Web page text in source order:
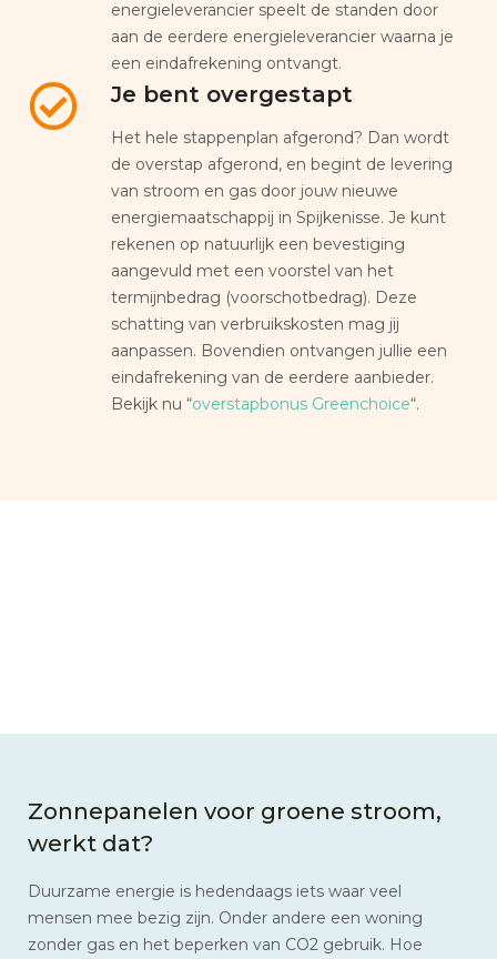
energieleverancier speelt de standen door
aan de eerdere energieleverancier waarna je
een eindafrekening ontvangt.
Je bent overgestapt
Het hele stappenplan afgerond? Dan wordt
de overstap afgerond, en begint de levering
van stroom en gas door jouw nieuwe
energiemaatschappij in Spijkenisse. Je kunt
rekenen op natuurlijk een bevestiging
aangevuld met een voorstel van het
termijnbedrag (voorschotbedrag). Deze
schatting van verbruikskosten mag jij
aanpassen. Bovendien ontvangen jullie een
eindafrekening van de eerdere aanbieder.
Bekijk nu “overstapbonus Greenchoice“.
Zonnepanelen voor groene stroom,
werkt dat?
Duurzame energie is hedendaags iets waar veel
mensen mee bezig zijn. Onder andere een woning
zonder gas en het beperken van CO2 gebruik. Hoe